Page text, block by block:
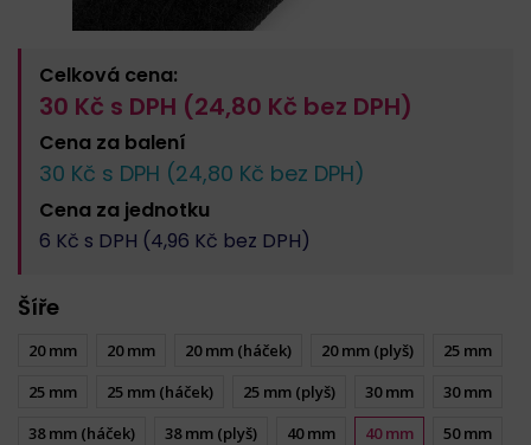
Celková cena:
30 Kč s DPH (24,80 Kč bez DPH)
Cena za balení
30 Kč s DPH (24,80 Kč bez DPH)
Cena za jednotku
6 Kč s DPH (4,96 Kč bez DPH)
Šíře
20 mm 20 mm 20 mm (háček) 20 mm (plyš)
25 mm
25 mm
25 mm (háček) 25 mm (plyš) 30 mm
30 mm
38 mm (háček)
38 mm (plyš) 40 mm 40 mm
50 mm